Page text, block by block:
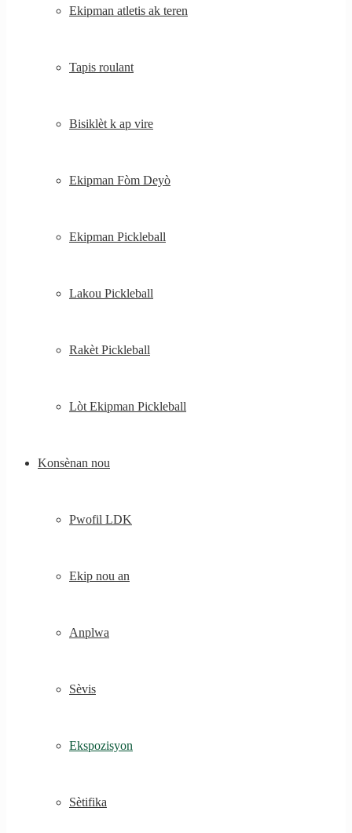
Ekipman atletis ak teren
Tapis roulant
Bisiklèt k ap vire
Ekipman Fòm Deyò
Ekipman Pickleball
Lakou Pickleball
Rakèt Pickleball
Lòt Ekipman Pickleball
Konsènan nou
Pwofil LDK
Ekip nou an
Anplwa
Sèvis
Ekspozisyon
Sètifika